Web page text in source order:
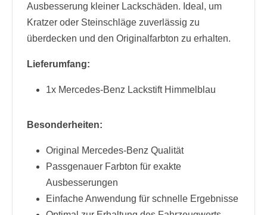
Ausbesserung kleiner Lackschäden. Ideal, um
Kratzer oder Steinschläge zuverlässig zu
überdecken und den Originalfarbton zu erhalten.
Lieferumfang:
1x Mercedes-Benz Lackstift Himmelblau
Besonderheiten:
Original Mercedes-Benz Qualität
Passgenauer Farbton für exakte
Ausbesserungen
Einfache Anwendung für schnelle Ergebnisse